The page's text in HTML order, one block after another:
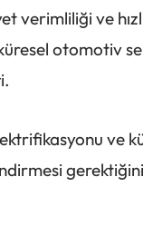
verimliliği ve
otomotiv
ve